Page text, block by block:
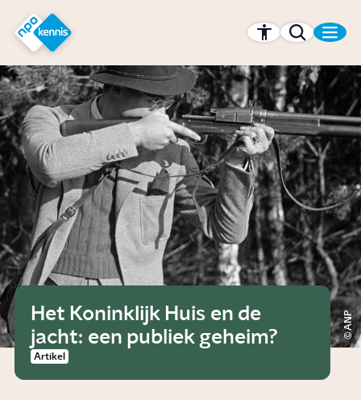
Hét kennisplatform van de NPO
ANP
Het Koninklijk Huis en de
jacht: een publiek geheim?
Artikel